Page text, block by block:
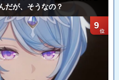
だが、そうなの？
9